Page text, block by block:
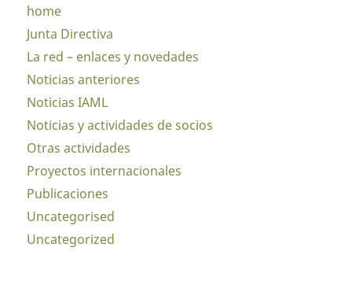
home
Junta Directiva
La red – enlaces y novedades
Noticias anteriores
Noticias IAML
Noticias y actividades de socios
Otras actividades
Proyectos internacionales
Publicaciones
Uncategorised
Uncategorized